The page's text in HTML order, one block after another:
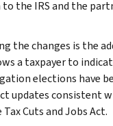
the IRS and the
the changes is the
a taxpayer to
elections have
updates consistent
Cuts and Jobs Act.